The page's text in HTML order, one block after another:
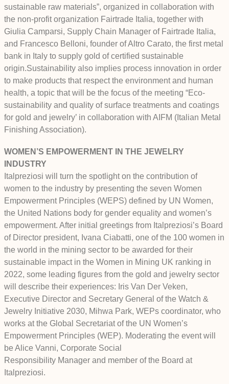
sustainable raw materials”, organized in collaboration with
the non-profit organization Fairtrade Italia, together with
Giulia Camparsi, Supply Chain Manager of Fairtrade Italia,
and Francesco Belloni, founder of Altro Carato, the first metal
bank in Italy to supply gold of certified sustainable
origin.Sustainability also implies process innovation in order
to make products that respect the environment and human
health, a topic that will be the focus of the meeting “Eco-
sustainability and quality of surface treatments and coatings
for gold and jewelry’ in collaboration with AIFM (Italian Metal
Finishing Association).
WOMEN’S EMPOWERMENT IN THE JEWELRY
INDUSTRY
Italpreziosi will turn the spotlight on the contribution of
women to the industry by presenting the seven Women
Empowerment Principles (WEPS) defined by UN Women,
the United Nations body for gender equality and women’s
empowerment. After initial greetings from Italpreziosi’s Board
of Director president, Ivana Ciabatti, one of the 100 women in
the world in the mining sector to be awarded for their
sustainable impact in the Women in Mining UK ranking in
2022, some leading figures from the gold and jewelry sector
will describe their experiences: Iris Van Der Veken,
Executive Director and Secretary General of the Watch &
Jewelry Initiative 2030, Mihwa Park, WEPs coordinator, who
works at the Global Secretariat of the UN Women’s
Empowerment Principles (WEP). Moderating the event will
be Alice Vanni, Corporate Social
Responsibility Manager and member of the Board at
Italpreziosi.